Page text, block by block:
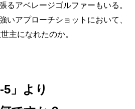
るアベレージゴルファーもいる。
いアプローチショットにおいて、
主になれたのか。
」より